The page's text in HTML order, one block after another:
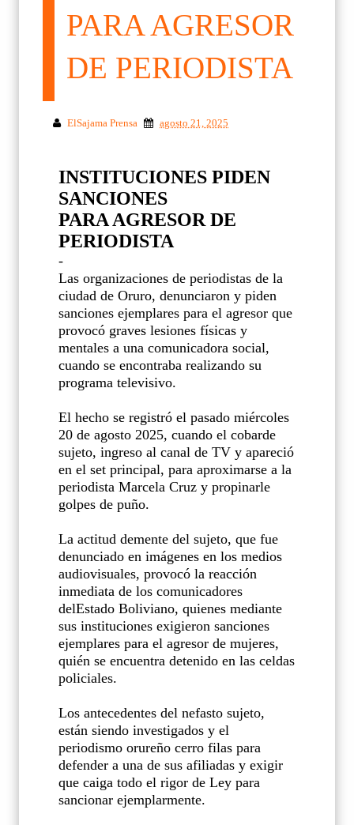
PARA AGRESOR
DE PERIODISTA
ElSajama Prensa agosto 21, 2025
INSTITUCIONES PIDEN
SANCIONES
PARA AGRESOR DE
PERIODISTA
-
Las organizaciones de periodistas de la
ciudad de Oruro, denunciaron y piden
sanciones ejemplares para el agresor que
provocó graves lesiones físicas y
mentales a una comunicadora social,
cuando se encontraba realizando su
programa televisivo.
El hecho se registró el pasado miércoles
20 de agosto 2025, cuando el cobarde
sujeto, ingreso al canal de TV y apareció
en el set principal, para aproximarse a la
periodista Marcela Cruz y propinarle
golpes de puño.
La actitud demente del sujeto, que fue
denunciado en imágenes en los medios
audiovisuales, provocó la reacción
inmediata de los comunicadores
delEstado Boliviano, quienes mediante
sus instituciones exigieron sanciones
ejemplares para el agresor de mujeres,
quién se encuentra detenido en las celdas
policiales.
Los antecedentes del nefasto sujeto,
están siendo investigados y el
periodismo orureño cerro filas para
defender a una de sus afiliadas y exigir
que caiga todo el rigor de Ley para
sancionar ejemplarmente.